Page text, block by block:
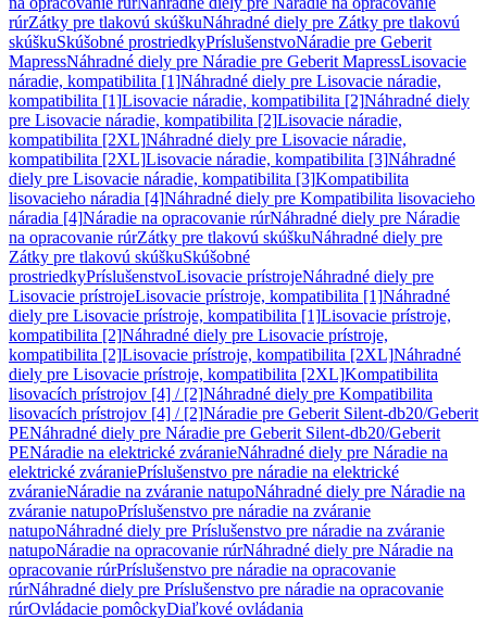
rúrZátky pre tlakovú skúškuNáhradné diely pre Zátky pre tlakovú
skúškuSkúšobné prostriedkyPríslušenstvoNáradie pre Geberit
MapressNáhradné diely pre Náradie pre Geberit MapressLisovacie
náradie, kompatibilita [1]Náhradné diely pre Lisovacie náradie,
kompatibilita [1]Lisovacie náradie, kompatibilita [2]Náhradné diely
pre Lisovacie náradie, kompatibilita [2]Lisovacie náradie,
kompatibilita [2XL]Náhradné diely pre Lisovacie náradie,
kompatibilita [2XL]Lisovacie náradie, kompatibilita [3]Náhradné
diely pre Lisovacie náradie, kompatibilita [3]Kompatibilita
lisovacieho náradia [4]Náhradné diely pre Kompatibilita lisovacieho
náradia [4]Náradie na opracovanie rúrNáhradné diely pre Náradie
na opracovanie rúrZátky pre tlakovú skúškuNáhradné diely pre
Zátky pre tlakovú skúškuSkúšobné
prostriedkyPríslušenstvoLisovacie prístrojeNáhradné diely pre
Lisovacie prístrojeLisovacie prístroje, kompatibilita [1]Náhradné
diely pre Lisovacie prístroje, kompatibilita [1]Lisovacie prístroje,
kompatibilita [2]Náhradné diely pre Lisovacie prístroje,
kompatibilita [2]Lisovacie prístroje, kompatibilita [2XL]Náhradné
diely pre Lisovacie prístroje, kompatibilita [2XL]Kompatibilita
lisovacích prístrojov [4] / [2]Náhradné diely pre Kompatibilita
lisovacích prístrojov [4] / [2]Náradie pre Geberit Silent-db20/Geberit
PENáhradné diely pre Náradie pre Geberit Silent-db20/Geberit
PENáradie na elektrické zváranieNáhradné diely pre Náradie na
elektrické zváraniePríslušenstvo pre náradie na elektrické
zváranieNáradie na zváranie natupoNáhradné diely pre Náradie na
zváranie natupoPríslušenstvo pre náradie na zváranie
natupoNáhradné diely pre Príslušenstvo pre náradie na zváranie
natupoNáradie na opracovanie rúrNáhradné diely pre Náradie na
opracovanie rúrPríslušenstvo pre náradie na opracovanie
rúrNáhradné diely pre Príslušenstvo pre náradie na opracovanie
rúrOvládacie pomôckyDiaľkové ovládania